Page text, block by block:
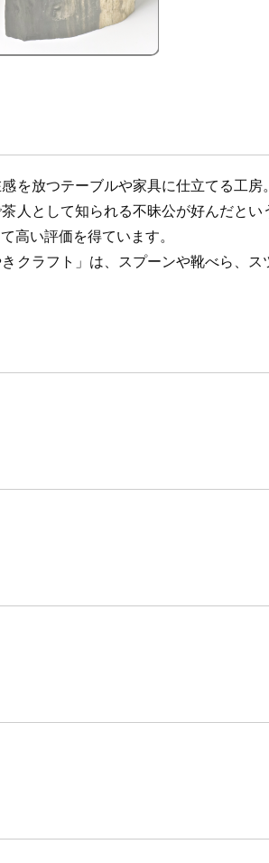
を放つテーブルや家具に仕立てる工
人として知られる不昧公が好んだと
高い評価を得ています。
クラフト」は、スプーンや靴べら、